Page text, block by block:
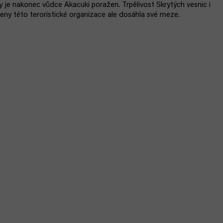
je nakonec vůdce Akacuki poražen. Trpělivost Skrytých vesnic i
této teroristické organizace ale dosáhla své meze.